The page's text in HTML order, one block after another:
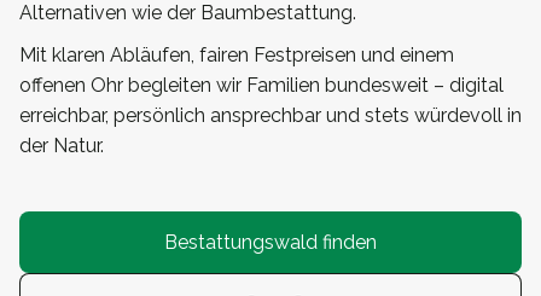
Alternativen wie der Baumbestattung.
Mit klaren Abläufen, fairen Festpreisen und einem
offenen Ohr begleiten wir Familien bundesweit – digital
erreichbar, persönlich ansprechbar und stets würdevoll in
der Natur.
Bestattungswald finden